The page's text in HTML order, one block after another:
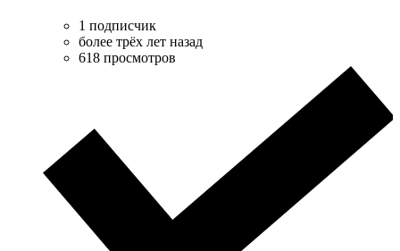
1 подписчик
более трёх лет назад
618 просмотров